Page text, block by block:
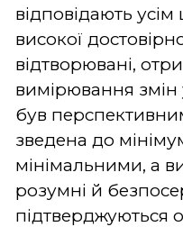
відповідають
високої
відтворювані,
вимірювання
був
зведена до
мінімальними, а
розумні й